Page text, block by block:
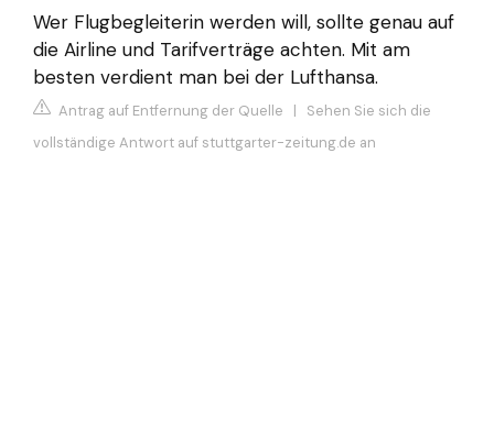
Wer Flugbegleiterin werden will, sollte genau auf
die Airline und Tarifverträge achten. Mit am
besten verdient man bei der Lufthansa.
Antrag auf Entfernung der Quelle | Sehen Sie sich die
vollständige Antwort auf stuttgarter-zeitung.de an